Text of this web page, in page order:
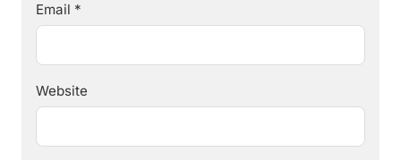
Email *
Website